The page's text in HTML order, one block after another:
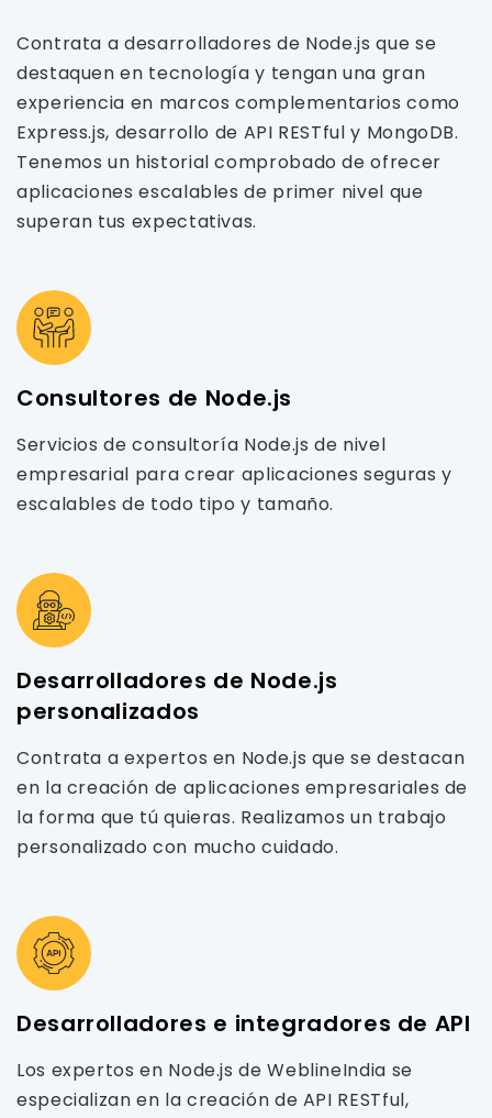
Contrata a desarrolladores de Node.js que se
destaquen en tecnología y tengan una gran
experiencia en marcos complementarios como
Express.js, desarrollo de API RESTful y MongoDB.
Tenemos un historial comprobado de ofrecer
aplicaciones escalables de primer nivel que
superan tus expectativas.
Consultores de Node.js
Servicios de consultoría Node.js de nivel
empresarial para crear aplicaciones seguras y
escalables de todo tipo y tamaño.
Desarrolladores de Node.js
personalizados
Contrata a expertos en Node.js que se destacan
en la creación de aplicaciones empresariales de
la forma que tú quieras. Realizamos un trabajo
personalizado con mucho cuidado.
Desarrolladores e integradores de API
Los expertos en Node.js de WeblineIndia se
especializan en la creación de API RESTful,